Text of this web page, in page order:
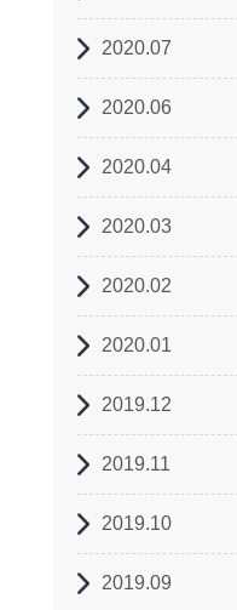
2020.07
2020.06
2020.04
2020.03
2020.02
2020.01
2019.12
2019.11
2019.10
2019.09